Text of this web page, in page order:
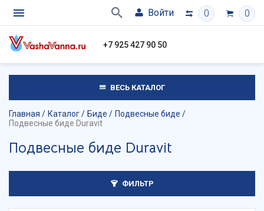
Войти 0 0
+7 925 427 90 50
ВЕСЬ КАТАЛОГ
Главная Каталог Биде
Подвесные биде
Подвесные биде Duravit
Подвесные биде Duravit
ФИЛЬТР